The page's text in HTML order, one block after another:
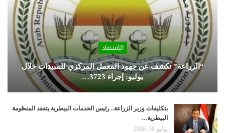
الإقتصاد
“الزراعة” تكشف عن جهود المعمل المركزي للمبيدات خلال
يوليو: إجراء 3723…
بتكليفات وزير الزراعة.. رئيس الخدمات البيطرية يتفقد المنظومة
البيطرية…
يوليو 30, 2026